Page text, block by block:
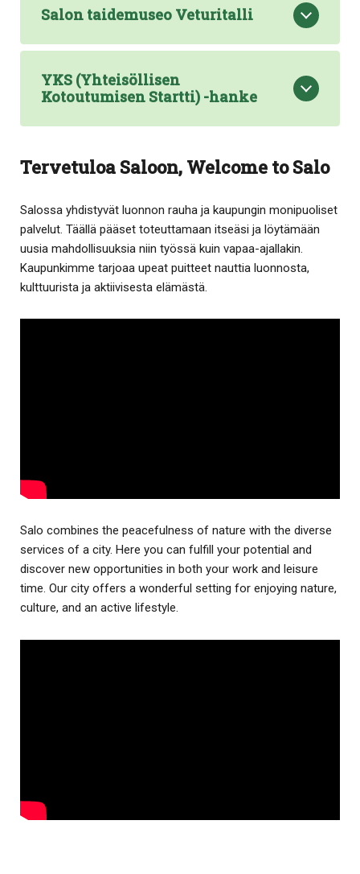
Salon taidemuseo Veturitalli
YKS (Yhteisöllisen
Kotoutumisen Startti) -hanke
Tervetuloa Saloon, Welcome to Salo
Salossa yhdistyvät luonnon rauha ja kaupungin monipuoliset
palvelut. Täällä pääset toteuttamaan itseäsi ja löytämään
uusia mahdollisuuksia niin työssä kuin vapaa-ajallakin.
Kaupunkimme tarjoaa upeat puitteet nauttia luonnosta,
kulttuurista ja aktiivisesta elämästä.
Salo combines the peacefulness of nature with the diverse
services of a city. Here you can fulfill your potential and
discover new opportunities in both your work and leisure
time. Our city offers a wonderful setting for enjoying nature,
culture, and an active lifestyle.